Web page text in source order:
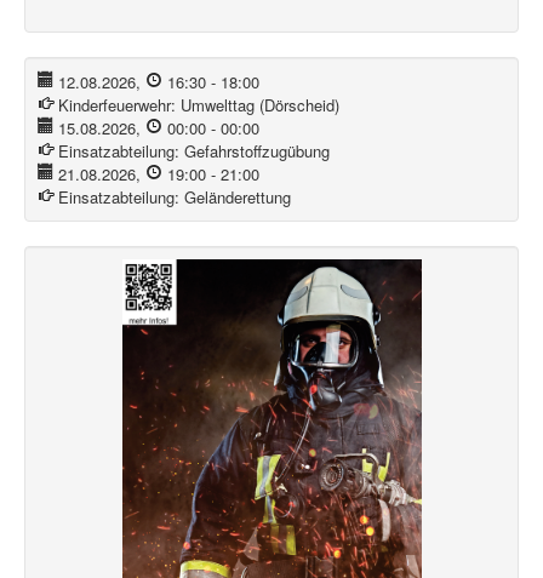
12.08.2026, 16:30- 18:00
Kinderfeuerwehr: Umwelttag (Dörscheid)
15.08.2026, 00:00- 00:00
Einsatzabteilung:Gefahrstoffzugübung
21.08.2026, 19:00- 21:00
Einsatzabteilung:Geländerettung